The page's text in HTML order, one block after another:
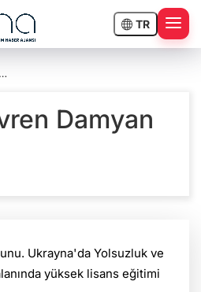
TR
Damyan
Ukrayna'da Yolsuzluk ve
yüksek lisans eğitimi